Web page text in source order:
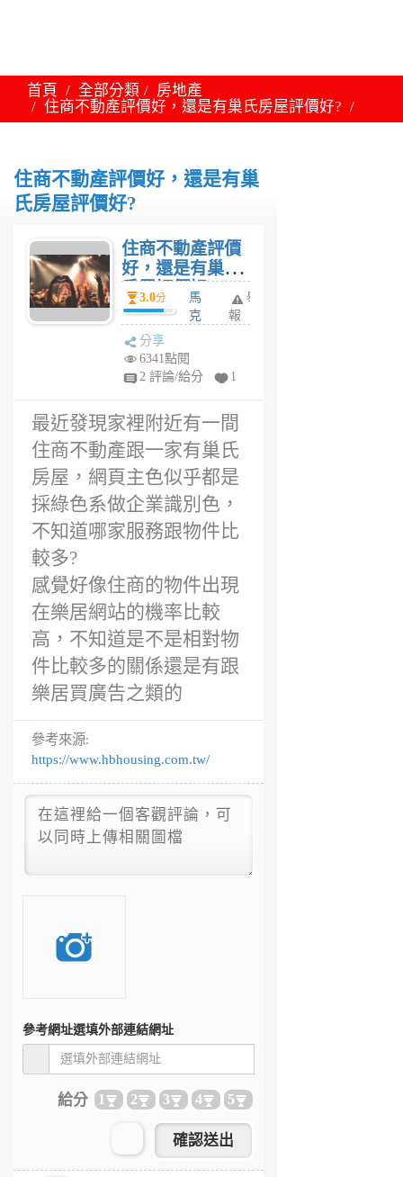
首頁 全部分類
房地產
住商不動產評價好，還是有巢氏房屋評價好?
住商不動產評價好，還是有巢
氏房屋評價好?
住商不動產評價
好，還是有巢氏
房屋評價好?
3.0分
馬
克
年
舉
報
分享
6341點閱
2 評論/給分
1
最近發現家裡附近有一間
住商不動產跟一家有巢氏
房屋，網頁主色似乎都是
採綠色系做企業識別色，
不知道哪家服務跟物件比
較多?
感覺好像住商的物件出現
在樂居網站的機率比較
高，不知道是不是相對物
件比較多的關係還是有跟
樂居買廣告之類的
參考來源:
https://www.hbhousing.com.tw/
參考網址選填外部連結網址
給分 1 2 3 4 5